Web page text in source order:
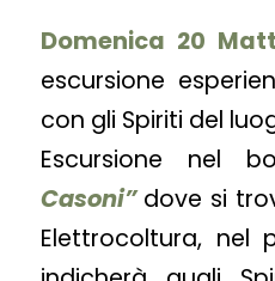
Domenica 20
escursione
con gli Spiriti del
Escursione nel
Casoni” dove si
Elettrocoltura, nel